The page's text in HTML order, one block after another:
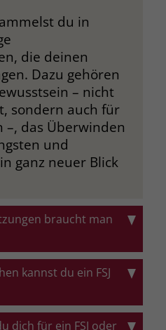
du in
die deinen
Dazu gehören
– nicht
sondern auch für
–, das Überwinden
und
ganz neuer Blick
braucht man
ist der Schlüssel
–
mit unseren
Damit du
kannst du ein FSJ
du dein
dich für ein FSJ oder
set by Cloudflare, is used to
Bot Management.
liebenau.de
des Benutzers bei
bei.
zufallsgenerierte User-ID.
wird gesetzt, wenn ein
Klick auf eine Google
auf die Website gelangt.
darüber,